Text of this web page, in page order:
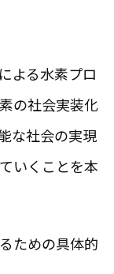
移行の最前線
よる水素プロ
の社会実装化
な社会の実現
いくことを本
ための具体的